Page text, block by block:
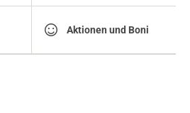
Aktionen und Boni